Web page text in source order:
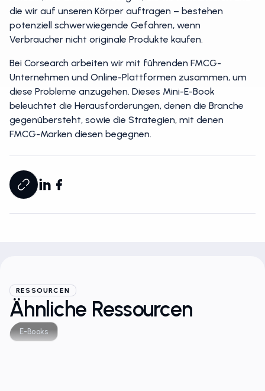
Artikeln, mit denen wir reinigen, die wir konsumieren und
die wir auf unseren Körper auftragen – bestehen
potenziell schwerwiegende Gefahren, wenn
Verbraucher nicht originale Produkte kaufen.
Bei Corsearch arbeiten wir mit führenden FMCG-
Unternehmen und Online-Plattformen zusammen, um
diese Probleme anzugehen. Dieses Mini-E-Book
beleuchtet die Herausforderungen, denen die Branche
gegenübersteht, sowie die Strategien, mit denen
FMCG-Marken diesen begegnen.
RESSOURCEN
Ähnliche Ressourcen
E-Books